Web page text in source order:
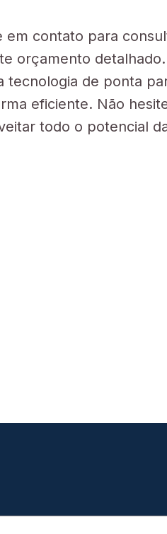
em contato para
orçamento
tecnologia de ponta
eficiente. Não
todo o potencial